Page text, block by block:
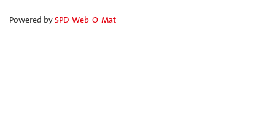
Powered bySPD-Web-O-Mat